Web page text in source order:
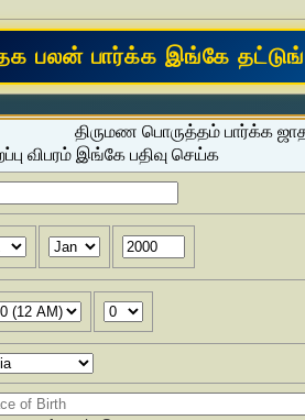
திருமண பொருத்தம் பார்க்க
விபரம் இங்கே பதிவு செய்க